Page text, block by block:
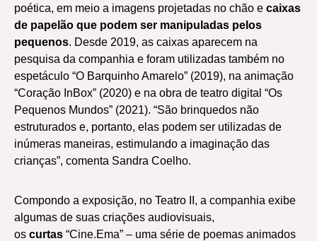
poética, em meio a imagens projetadas no chão e caixas
de papelão que podem ser manipuladas pelos
pequenos. Desde 2019, as caixas aparecem na
pesquisa da companhia e foram utilizadas também no
espetáculo “O Barquinho Amarelo” (2019), na animação
“Coração InBox” (2020) e na obra de teatro digital “Os
Pequenos Mundos” (2021). “São brinquedos não
estruturados e, portanto, elas podem ser utilizadas de
inúmeras maneiras, estimulando a imaginação das
crianças”, comenta Sandra Coelho.
Compondo a exposição, no Teatro II, a companhia exibe
algumas de suas criações audiovisuais,
os curtas “Cine.Ema” – uma série de poemas animados